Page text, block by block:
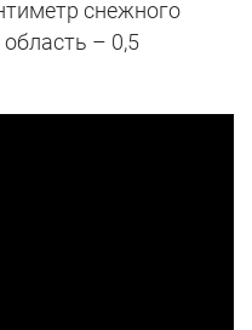
снежного
– 0,5